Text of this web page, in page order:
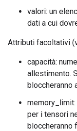
valori: un
dati a cui
Attributi facoltativi
capacità:
allestimento.
bloccheranno
per i tensori
bloccheranno